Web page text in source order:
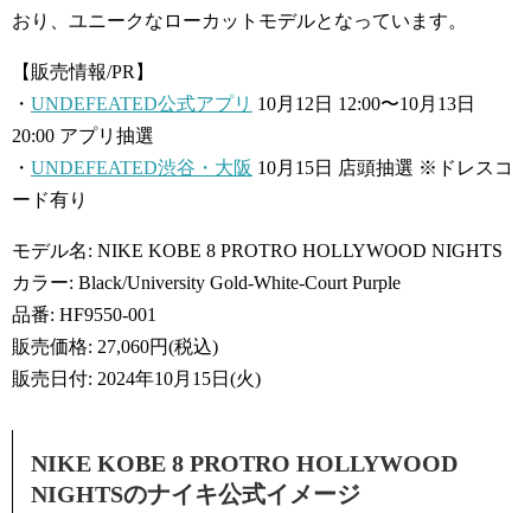
おり、ユニークなローカットモデルとなっています。
【販売情報/PR】
・ UNDEFEATED公式アプリ 10月12日 12:00〜10月13日
20:00 アプリ抽選
・ UNDEFEATED渋谷・大阪 10月15日 店頭抽選 ※ドレスコ
ード有り
モデル名: NIKE KOBE 8 PROTRO HOLLYWOOD NIGHTS
カラー: Black/University Gold-White-Court Purple
品番: HF9550-001
販売価格: 27,060円(税込)
販売日付: 2024年10月15日(火)
NIKE KOBE 8 PROTRO HOLLYWOOD
NIGHTSのナイキ公式イメージ